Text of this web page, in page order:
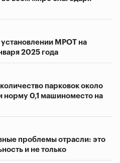
установлении МРОТ на
2025 года
парковок около
норму 0,1 машиноместо на
проблемы отрасли: это
и не только